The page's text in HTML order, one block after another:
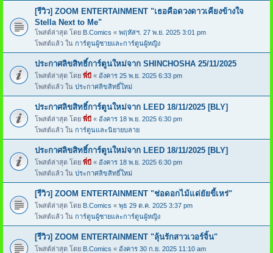
[รีวิว] ZOOM ENTERTAINMENT "เธอคือดวงดาวเคียงข้างใจ
Stella Next to Me"
โพสต์ล่าสุด โดย B.Comics « พฤหัสฯ. 27 พ.ย. 2025 3:01 pm
โพสต์แล้ว ใน การ์ตูนผู้ชายและการ์ตูนผู้หญิง
ประกาศลิขสิทธิ์การ์ตูนใหม่จาก SHINCHOSHA 25/11/2025
โพสต์ล่าสุด โดย พี่บี « อังคาร 25 พ.ย. 2025 6:33 pm
โพสต์แล้ว ใน ประกาศลิขสิทธิ์ใหม่
ประกาศลิขสิทธิ์การ์ตูนใหม่จาก LEED 18/11/2025 [BLY]
โพสต์ล่าสุด โดย พี่บี « อังคาร 18 พ.ย. 2025 6:30 pm
โพสต์แล้ว ใน การ์ตูนและนิยายบลาย
ประกาศลิขสิทธิ์การ์ตูนใหม่จาก LEED 18/11/2025 [BLY]
โพสต์ล่าสุด โดย พี่บี « อังคาร 18 พ.ย. 2025 6:30 pm
โพสต์แล้ว ใน ประกาศลิขสิทธิ์ใหม่
[รีวิว] ZOOM ENTERTAINMENT "ช่อดอกไม้แด่ยัยขี้เหร่"
โพสต์ล่าสุด โดย B.Comics « พุธ 29 ต.ค. 2025 3:37 pm
โพสต์แล้ว ใน การ์ตูนผู้ชายและการ์ตูนผู้หญิง
[รีวิว] ZOOM ENTERTAINMENT "ลุ้นรักสาวเวอร์จิ้น"
โพสต์ล่าสุด โดย B.Comics « อังคาร 30 ก.ย. 2025 11:10 am